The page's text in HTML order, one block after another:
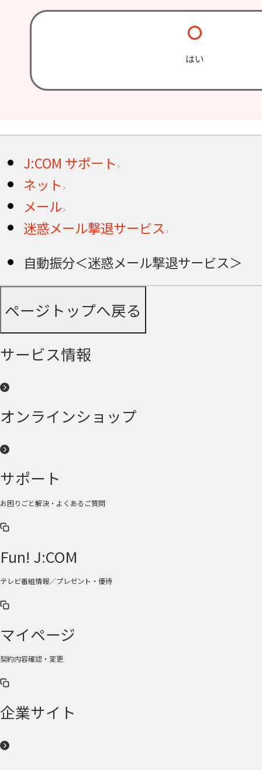
はい
J:COM サポート
ネット
メール
迷惑メール撃退サービス
自動振分＜迷惑メール撃退サービス＞
ページトップへ戻る
サービス情報
オンラインショップ
サポート
お困りごと解決・よくあるご質問
Fun! J:COM
テレビ番組情報／プレゼント・優待
マイページ
契約内容確認・変更
企業サイト